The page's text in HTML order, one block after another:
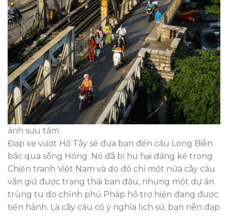
ảnh sưu tầm
Đạp xe vượt Hồ Tây sẽ đưa bạn đến cầu Long Biên
bắc qua sông Hồng. Nó đã bị hư hại đáng kể trong
Chiến tranh Việt Nam và do đó chỉ một nửa cây cầu
vẫn giữ được trạng thái ban đầu, nhưng một dự án
trùng tu do chính phủ Pháp hỗ trợ hiện đang được
tiến hành. Là cây cầu có ý nghĩa lịch sử, bạn nên đạp